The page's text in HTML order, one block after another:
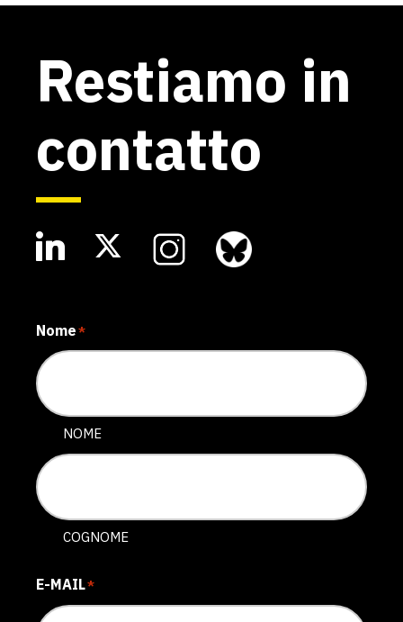
Restiamo in
contatto
Nome*
NOME
COGNOME
E-MAIL*